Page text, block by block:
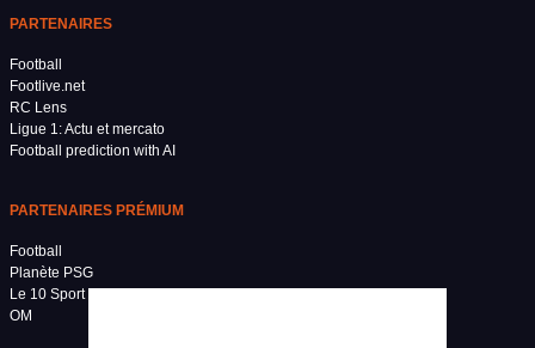
PARTENAIRES
Football
Footlive.net
RC Lens
Ligue 1: Actu et mercato
Football prediction with AI
PARTENAIRES PRÉMIUM
Football
Planète PSG
Le 10 Sport
OM